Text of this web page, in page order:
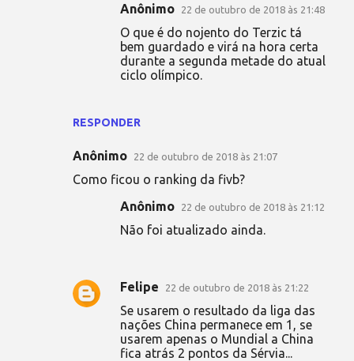
RESPONDER
Anônimo 22 de outubro de 2018 às 21:48
O que é do nojento do Terzic tá
bem guardado e virá na hora certa
durante a segunda metade do atual
ciclo olímpico.
Anônimo 22 de outubro de 2018 às 21:07
Como ficou o ranking da fivb?
Anônimo 22 de outubro de 2018 às 21:12
Não foi atualizado ainda.
Felipe 22 de outubro de 2018 às 21:22
Se usarem o resultado da liga das
nações China permanece em 1, se
usarem apenas o Mundial a China
fica atrás 2 pontos da Sérvia...